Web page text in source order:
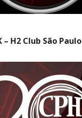
– H2 Club São Paulo